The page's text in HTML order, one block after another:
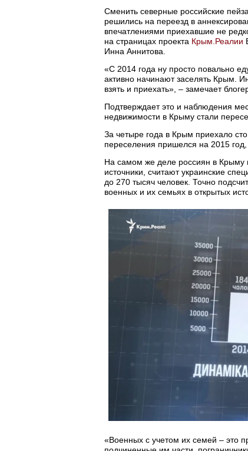
Сменить северные российские
решились на переезд в
впечатлениями приехавшие не
на страницах проекта Крым.Реалии
Инна Аннитова.
«С 2014 года ну просто повально
активно начинают заселять Крым.
взять и приехать», – замечает
Подтверждает это и наблюдения
недвижимости в Крыму стали
За четыре года в Крым приехало
переселения пришелся на 2015
На самом же деле россиян в Крыму
источники, считают украинские
до 270 тысяч человек. Точно
военных и их семьях в открытых
«Военных с учетом их семей – это